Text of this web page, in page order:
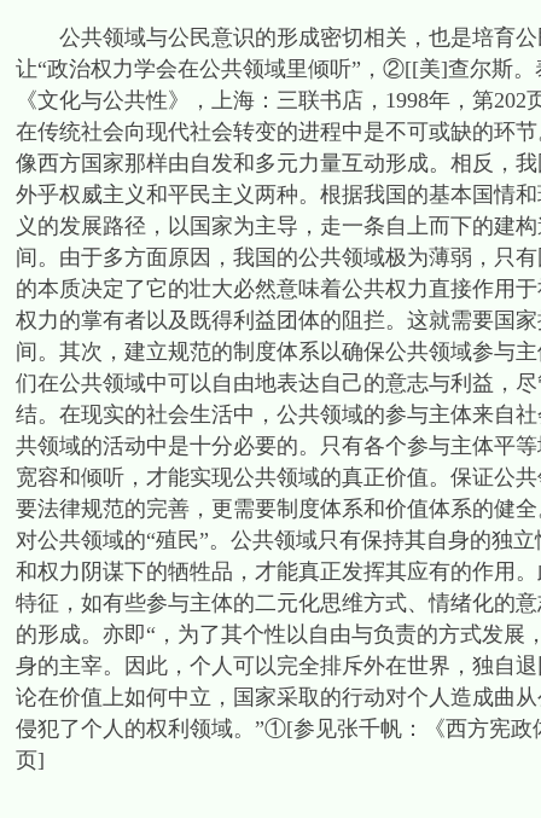
公共领域与公民意识的形成密切相关，也是培育公
让“政治权力学会在公共领域里倾听”，②[[美]查尔斯
《文化与公共性》，上海：三联书店，1998年，第
在传统社会向现代社会转变的进程中是不可或缺的环
像西方国家那样由自发和多元力量互动形成。相反，
外乎权威主义和平民主义两种。根据我国的基本国情
义的发展路径，以国家为主导，走一条自上而下的建
间。由于多方面原因，我国的公共领域极为薄弱，只
的本质决定了它的壮大必然意味着公共权力直接作用
权力的掌有者以及既得利益团体的阻拦。这就需要国
间。其次，建立规范的制度体系以确保公共领域参与
们在公共领域中可以自由地表达自己的意志与利益，
结。在现实的社会生活中，公共领域的参与主体来自
共领域的活动中是十分必要的。只有各个参与主体平
宽容和倾听，才能实现公共领域的真正价值。保证公
要法律规范的完善，更需要制度体系和价值体系的健
对公共领域的“殖民”。公共领域只有保持其自身的独
和权力阴谋下的牺牲品，才能真正发挥其应有的作用
特征，如有些参与主体的二元化思维方式、情绪化的
的形成。亦即“，为了其个性以自由与负责的方式发
身的主宰。因此，个人可以完全排斥外在世界，独自
论在价值上如何中立，国家采取的行动对个人造成曲
侵犯了个人的权利领域。”①[参见张千帆：《西方宪政
页]